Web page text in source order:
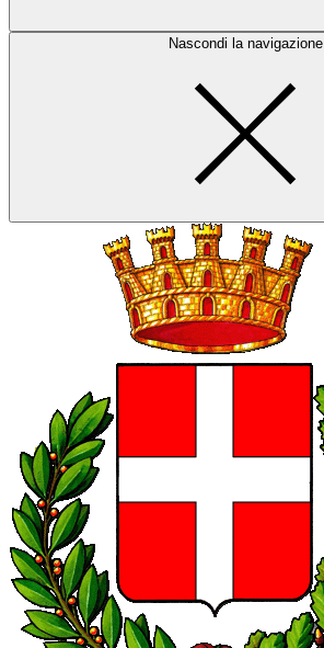
Nascondi la navigazione